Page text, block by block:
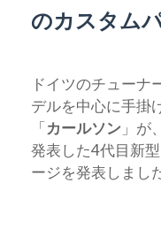
のカスタム
ドイツのチューナ
デルを中心に手掛
「カールソン 」が
発表した4代目新
ージを発表しまし